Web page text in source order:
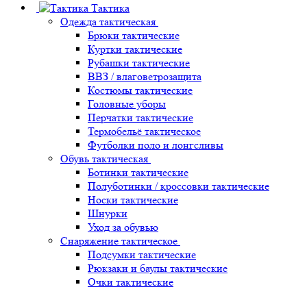
Тактика
Одежда тактическая
Брюки тактические
Куртки тактические
Рубашки тактические
ВВЗ / влаговетрозащита
Костюмы тактические
Головные уборы
Перчатки тактические
Термобельё тактическое
Футболки поло и лонгсливы
Обувь тактическая
Ботинки тактические
Полуботинки / кроссовки тактические
Носки тактические
Шнурки
Уход за обувью
Снаряжение тактическое
Подсумки тактические
Рюкзаки и баулы тактические
Очки тактические